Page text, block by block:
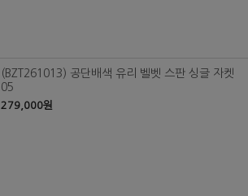
(BZT261013) 공단배색 유리 벨벳 스판 싱글 자켓
05
279,000원